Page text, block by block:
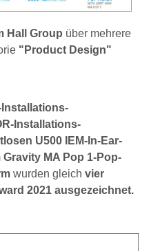
Hall Group über mehrere
"Product Design"
Installations-
Installations-
U500 IEM-In-Ear-
Gravity MA Pop 1-Pop-
wurden gleich vier
2021 ausgezeichnet.